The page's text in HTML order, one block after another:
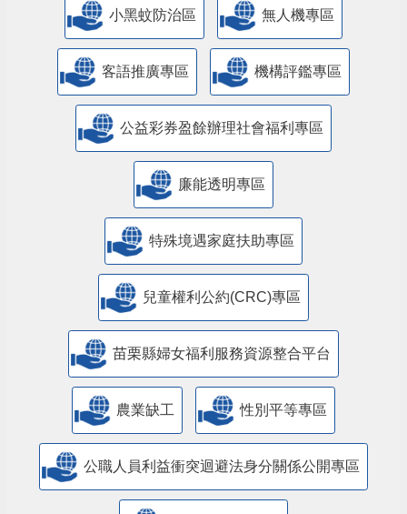
小黑蚊防治區 無人機專區
客語推廣專區 機構評鑑專區
公益彩券盈餘辦理社會福利專區
廉能透明專區
特殊境遇家庭扶助專區
兒童權利公約(CRC)專區
苗栗縣婦女福利服務資源整合平台
農業缺工 性別平等專區
公職人員利益衝突迴避法身分關係公開專區